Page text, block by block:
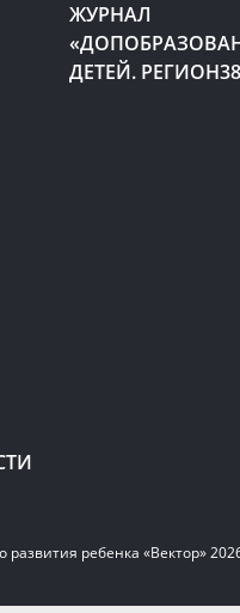
ЖУРНАЛ
ДЕТЕЙ.
ребенка «Вектор»